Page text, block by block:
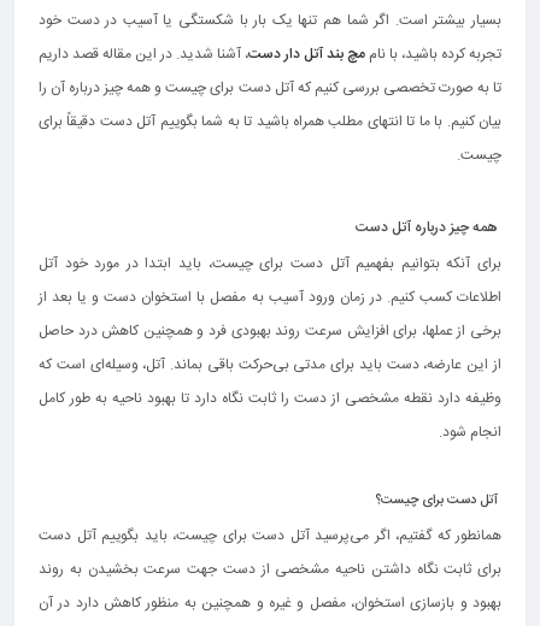
بسیار بیشتر است. اگر شما هم تنها یک بار با شکستگی یا آسیب در دست خود
تجربه کرده باشید، با نام مچ بند آتل دار دست، آشنا شدید. در این مقاله قصد داریم
تا به صورت تخصصی بررسی کنیم که آتل دست برای چیست و همه چیز درباره آن را
بیان کنیم. با ما تا انتهای مطلب همراه باشید تا به شما بگوییم آتل دست دقیقاً برای
چیست.
همه چیز درباره آتل دست
برای آنکه بتوانیم بفهمیم آتل دست برای چیست، باید ابتدا در مورد خود آتل
اطلاعات کسب کنیم. در زمان ورود آسیب به مفصل با استخوان دست و یا بعد از
برخی از عملها، برای افزایش سرعت روند بهبودی فرد و همچنین کاهش درد حاصل
از این عارضه، دست باید برای مدتی بی‌حرکت باقی بماند. آتل، وسیله‌ای است که
وظیفه دارد نقطه مشخصی از دست را ثابت نگاه دارد تا بهبود ناحیه به طور کامل
انجام شود.
آتل دست برای چیست؟
همانطور که گفتیم، اگر می‌پرسید آتل دست برای چیست، باید بگوییم آتل دست
برای ثابت نگاه داشتن ناحیه مشخصی از دست جهت سرعت بخشیدن به روند
بهبود و بازسازی استخوان، مفصل و غیره و همچنین به منظور کاهش دارد در آن